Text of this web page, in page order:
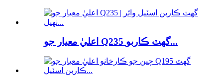
اعليٰ معيار جو Q235 گھٽ ڪاربو...